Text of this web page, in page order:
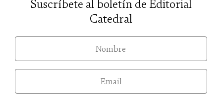
Suscríbete al boletín de Editorial
Catedral